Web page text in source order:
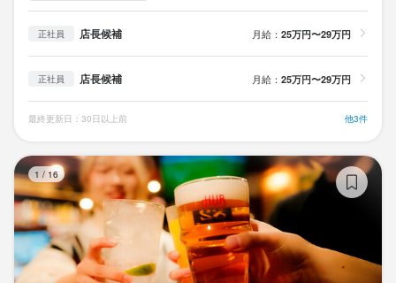
正社員 店長候補 月給： 25万円〜29万円
正社員 店長候補 月給： 25万円〜29万円
最終更新日：30日以上前 他3件
1 / 16
お酒の場が好き、経営に興味がある、飲食業界でキャリアを磨き
たい…志望動機はあなたらしくてOK。ぜひこの機会に、HUBの店
長を目指してみませんか？
学歴不問★未経験・第二新卒OK/飲食経験者（雇用形態・年数・ジ
ャンル問わず）は尚歓迎！20代中心に活躍中♪
◎お酒の場にいるとワクワクする
◎スポーツ観戦が好き
◎人とのコミュニケーションを楽しむことが好き